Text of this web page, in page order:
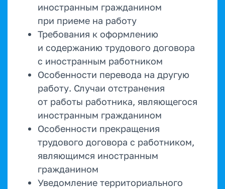
иностранным гражданином
при приеме на работу
Требования к оформлению
и содержанию трудового договора
с иностранным работником
Особенности перевода на другую
работу. Случаи отстранения
от работы работника, являющегося
иностранным гражданином
Особенности прекращения
трудового договора с работником,
являющимся иностранным
гражданином
Уведомление территориального